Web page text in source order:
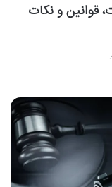
قوانین و نکات